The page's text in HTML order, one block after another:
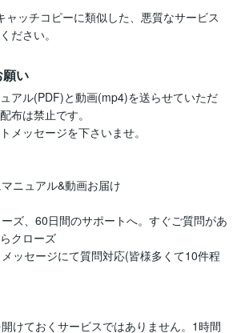
ャッチコピーに類似した、悪質なサービス
ださい。
い
アル(PDF)と動画(mp4)を送らせていただ
布は禁止です。
メッセージを下さいませ。
ニュアル&動画お届け
ズ、60日間のサポートへ。すぐご質問があ
クローズ
ッセージにて質問対応(皆様多くて10件程
けておくサービスではありません。1時間